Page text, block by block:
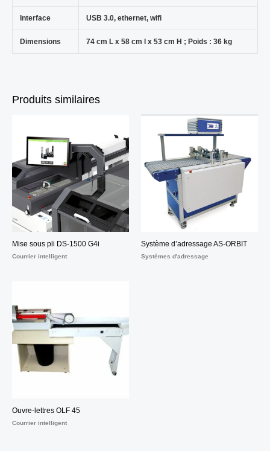
Interface USB 3.0, ethernet, wifi
Dimensions 74 cm L x 58 cm l x 53 cm H ; Poids : 36 kg
Produits similaires
Mise sous pli DS-1500 G4i
Courrier intelligent
Système d’adressage AS-ORBIT
Systèmes d'adressage
Ouvre-lettres OLF 45
Courrier intelligent